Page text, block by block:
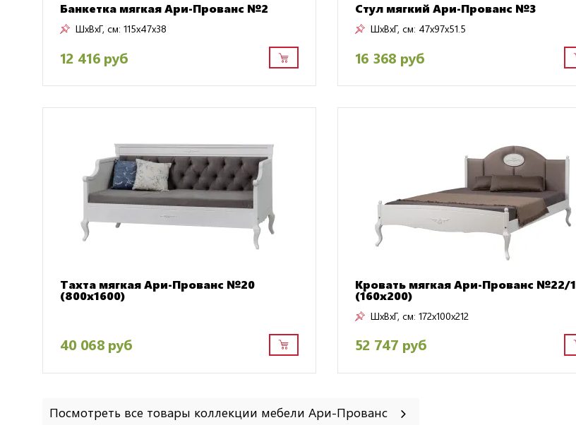
Банкетка мягкая Ари-Прованс №2
ШxВxГ, см: 115x47x38
12 416 руб
Стул мягкий Ари-Прованс №3
ШxВxГ, см: 47x97x51.5
16 368 руб
Тахта мягкая Ари-Прованс №20
(800х1600)
40 068 руб
Кровать мягкая Ари-Прованс №22/1
(160х200)
ШxВxГ, см: 172x100x212
52 747 руб
Посмотреть все товары коллекции мебели Ари-Прованс